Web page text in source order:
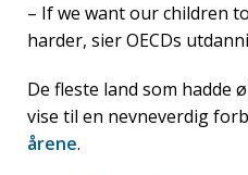
– If we want our children
harder, sier OECDs
De fleste land som
vise til en nevneverdig
årene.